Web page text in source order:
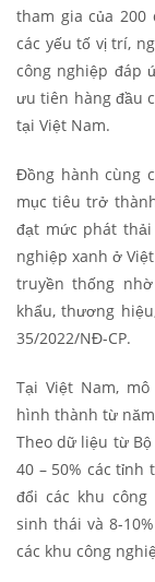
tham gia của 200
các yếu tố vị trí,
công nghiệp đáp
ưu tiên hàng đầu
tại Việt Nam.
Đồng hành cùng
mục tiêu trở
đạt mức phát thải
nghiệp xanh ở
truyền thống
khẩu, thương
35/2022/NĐ-CP.
Tại Việt Nam,
hình thành từ
Theo dữ liệu từ
40 – 50% các tỉnh
đổi các khu
sinh thái và 8-
các khu công